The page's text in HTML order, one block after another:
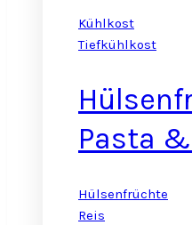
Kühlkost
Tiefkühlkost
Pasta
Hülsenfrüchte
Reis